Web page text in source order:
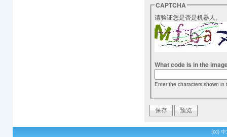
CAPTCHA
请验证您是否是机器人。
What code is in the
Enter the characters shown in
(cc)中